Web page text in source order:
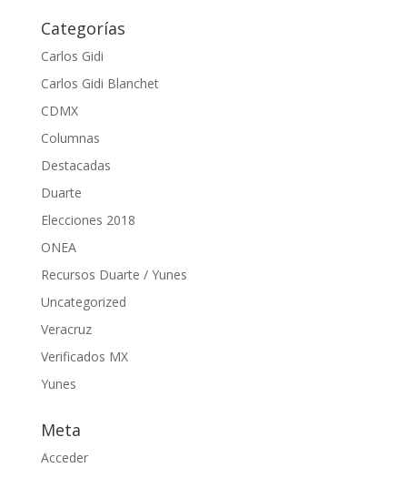
Categorías
Carlos Gidi
Carlos Gidi Blanchet
CDMX
Columnas
Destacadas
Duarte
Elecciones 2018
ONEA
Recursos Duarte / Yunes
Uncategorized
Veracruz
Verificados MX
Yunes
Meta
Acceder